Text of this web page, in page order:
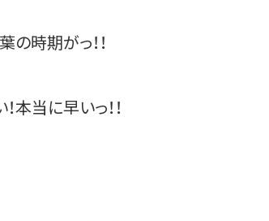
の時期がっ！！
本当に早いっ！！